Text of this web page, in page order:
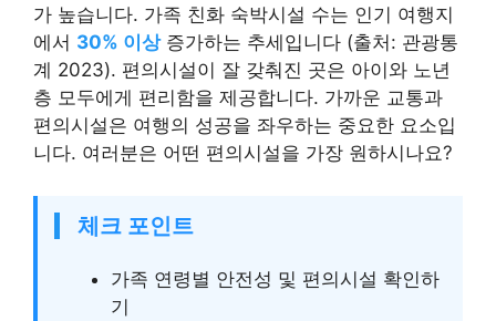
가 높습니다. 가족 친화 숙박시설 수는 인기 여행지
에서 30% 이상증가하는 추세입니다 (출처: 관광통
계 2023). 편의시설이 잘 갖춰진 곳은 아이와 노년
층 모두에게 편리함을 제공합니다. 가까운 교통과
편의시설은 여행의 성공을 좌우하는 중요한 요소입
니다. 여러분은 어떤 편의시설을 가장 원하시나요?
체크 포인트
가족 연령별 안전성 및 편의시설 확인하
기